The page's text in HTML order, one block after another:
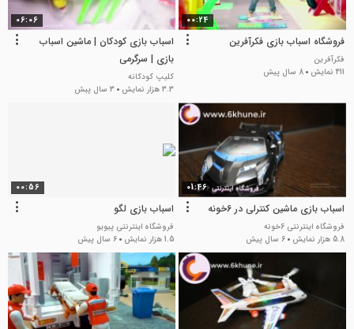
00:24
فروشگاه اسباب بازی فکرآفرین
فکرآفرین
411 نمایش
8 سال پیش
06:06
اسباب بازی کودکان | ماشین اسباب
بازی | سرگرمی
کلیپ کودکانه
3.3 هزار نمایش
3 سال پیش
01:46
اسباب بازی ماشین کنترلی در 6خونه
فروشگاه اینترنتی 6خونه
5.8 هزار نمایش
6 سال پیش
00:56
اسباب بازی لگو
فروشگاه اینترنتی پیویو
1.5 هزار نمایش
6 سال پیش